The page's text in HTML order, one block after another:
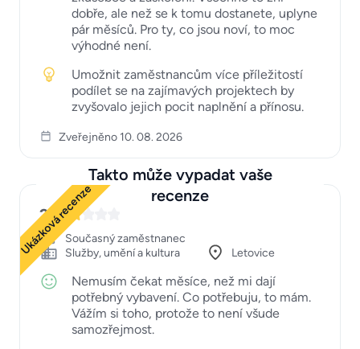
dobře, ale než se k tomu dostanete, uplyne
pár měsíců. Pro ty, co jsou noví, to moc
výhodné není.
Umožnit zaměstnancům více příležitostí
podílet se na zajímavých projektech by
zvyšovalo jejich pocit naplnění a přínosu.
Zveřejněno 10. 08. 2026
Takto může vypadat vaše
recenze
Ukázková recenze
2
Současný zaměstnanec
Služby, umění a kultura
Letovice
Nemusím čekat měsíce, než mi dají
potřebný vybavení. Co potřebuju, to mám.
Vážím si toho, protože to není všude
samozřejmost.